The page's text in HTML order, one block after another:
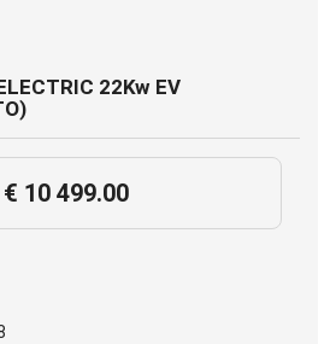
22Kw EV
€ 10 499.00